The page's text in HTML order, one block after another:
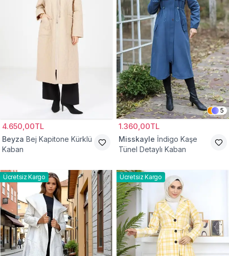
4.650,00TL
Beyza Bej Kapitone Kürklü
Kaban
5
1.360,00TL
Misskayle İndigo Kaşe
Tünel Detaylı Kaban
Ücretsiz Kargo Ücretsiz Kargo